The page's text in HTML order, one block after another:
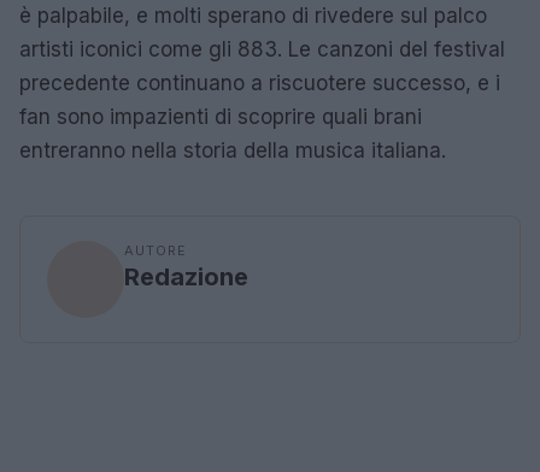
è palpabile, e molti sperano di rivedere sul palco
artisti iconici come gli 883. Le canzoni del festival
precedente continuano a riscuotere successo, e i
fan sono impazienti di scoprire quali brani
entreranno nella storia della musica italiana.
AUTORE
Redazione